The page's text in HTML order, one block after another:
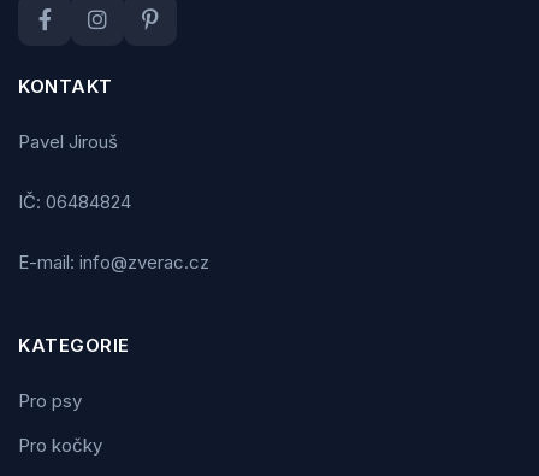
KONTAKT
Pavel Jirouš
IČ: 06484824
E-mail: info@zverac.cz
KATEGORIE
Pro psy
Pro kočky